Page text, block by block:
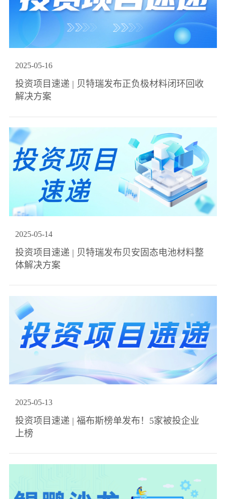
预计实现年产值10亿元。随着配套量产线建设的新一轮股权融
资同步完成，耀石锂电已迈入面向终端市场量产交付的成熟发
展阶段，为进一步巩固其在电子元器件及电池材料领域的...
2025-05-16
投资项目速递 | 贝特瑞发布正负极材料闭环回收
解决方案
2025-05-14
投资项目速递 | 贝特瑞发布贝安固态电池材料整
体解决方案
2025-05-13
投资项目速递 | 福布斯榜单发布！5家被投企业
上榜